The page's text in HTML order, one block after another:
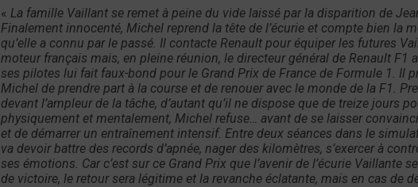
Saison
2
–
Tome
8
-
13
jours
« La famille Vaillant se remet à peine du vide laissé par la disparition de
Finalement innocenté, Michel reprend la tête de l’écurie et compte bien la
qu’elle a connu par le passé. Il contacte Renault pour équiper les futures
moteur français mais, en pleine réunion, le directeur général de Renault F1
ses pilotes lui fait faux-bond pour le Grand Prix de France de Formule 1. Il
Michel de prendre part à la course et de renouer avec le monde de la F1.
devant l’ampleur de la tâche, d’autant qu’il ne dispose que de treize jours
physiquement et mentalement, Michel refuse… avant de se laisser
et de démarrer un entraînement intensif. Entre deux séances dans le
va devoir battre des records d’apnée, nager des kilomètres, s’exercer à
ses émotions. Car c’est sur ce Grand Prix que l’avenir de l’écurie Vaillante
de victoire, le retour sera légitime et la revanche éclatante, mais en cas de